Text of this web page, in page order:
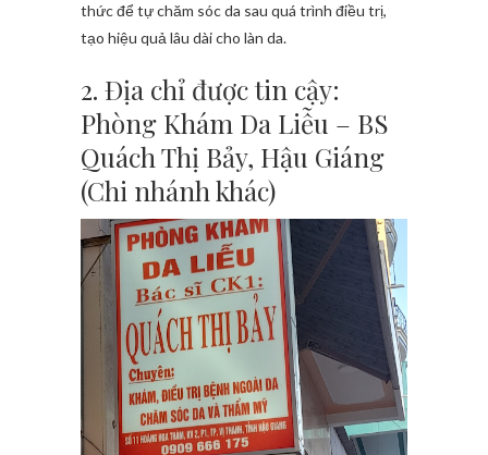
thức để tự chăm sóc da sau quá trình điều trị,
tạo hiệu quả lâu dài cho làn da.
2. Địa chỉ được tin cậy:
Phòng Khám Da Liễu – BS
Quách Thị Bảy, Hậu Giáng
(Chi nhánh khác)